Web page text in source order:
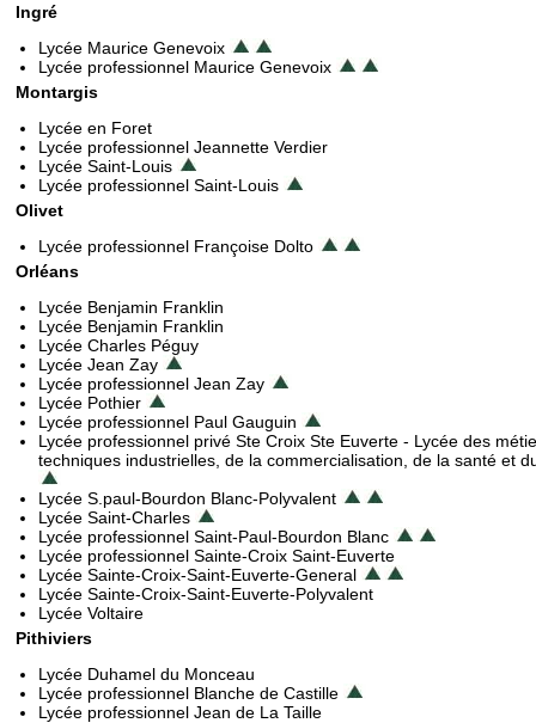
Ingré
Lycée Maurice Genevoix
Lycée professionnel Maurice Genevoix
Montargis
Lycée en Foret
Lycée professionnel Jeannette Verdier
Lycée Saint-Louis
Lycée professionnel Saint-Louis
Olivet
Lycée professionnel Françoise Dolto
Orléans
Lycée Benjamin Franklin
Lycée Benjamin Franklin
Lycée Charles Péguy
Lycée Jean Zay
Lycée professionnel Jean Zay
Lycée Pothier
Lycée professionnel Paul Gauguin
Lycée professionnel privé Ste Croix Ste Euverte - Lycée des
techniques industrielles, de la commercialisation, de la santé et
Lycée S.paul-Bourdon Blanc-Polyvalent
Lycée Saint-Charles
Lycée professionnel Saint-Paul-Bourdon Blanc
Lycée professionnel Sainte-Croix Saint-Euverte
Lycée Sainte-Croix-Saint-Euverte-General
Lycée Sainte-Croix-Saint-Euverte-Polyvalent
Lycée Voltaire
Pithiviers
Lycée Duhamel du Monceau
Lycée professionnel Blanche de Castille
Lycée professionnel Jean de La Taille